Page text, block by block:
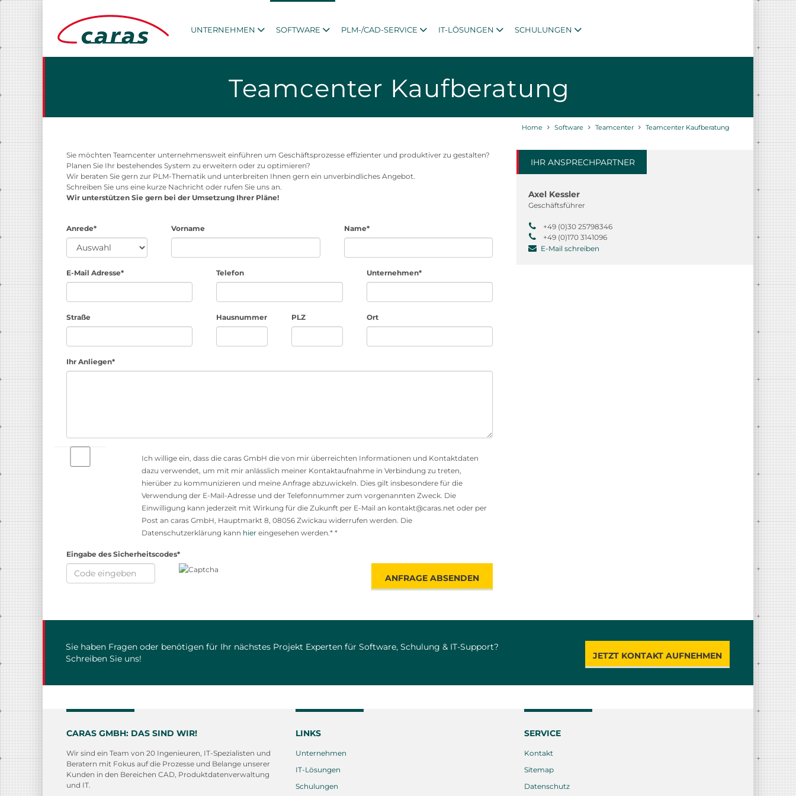
UNTERNEHMEN SOFTWARE PLM-/CAD-SERVICE IT-LÖSUNGEN SCHULUNGEN
Teamcenter Kaufberatung
Home Software Teamcenter Teamcenter Kaufberatung
Sie möchten Teamcenter unternehmensweit einführen um Geschäftsprozesse effizienter und produktiver zu gestalten?
Planen Sie Ihr bestehendes System zu erweitern oder zu optimieren?
Wir beraten Sie gern zur PLM-Thematik und unterbreiten Ihnen gern ein unverbindliches Angebot.
Schreiben Sie uns eine kurze Nachricht oder rufen Sie uns an.
Wir unterstützen Sie gern bei der Umsetzung Ihrer Pläne!
Anrede* Vorname Name*
E-Mail Adresse* Telefon Unternehmen*
Straße Hausnummer PLZ Ort
Ihr Anliegen*
Ich willige ein, dass die caras GmbH die von mir überreichten Informationen und Kontaktdaten
dazu verwendet, um mit mir anlässlich meiner Kontaktaufnahme in Verbindung zu treten,
hierüber zu kommunizieren und meine Anfrage abzuwickeln. Dies gilt insbesondere für die
Verwendung der E-Mail-Adresse und der Telefonnummer zum vorgenannten Zweck. Die
Einwilligung kann jederzeit mit Wirkung für die Zukunft per E-Mail an kontakt@caras.net oder per
Post an caras GmbH, Hauptmarkt 8, 08056 Zwickau widerrufen werden. Die
Datenschutzerklärung kann hiereingesehen werden.* *
Eingabe des Sicherheitscodes*
ANFRAGE ABSENDEN
IHR ANSPRECHPARTNER
Axel Kessler
Geschäftsführer
+49 (0)30 25798346
+49 (0)170 3141096
E-Mail schreiben
Sie haben Fragen oder benötigen für Ihr nächstes Projekt Experten für Software, Schulung & IT-Support?
Schreiben Sie uns!
JETZT KONTAKT AUFNEHMEN
CARAS GMBH: DAS SIND WIR!
Wir sind ein Team von 20 Ingenieuren, IT-Spezialisten und
Beratern mit Fokus auf die Prozesse und Belange unserer
Kunden in den Bereichen CAD, Produktdatenverwaltung
und IT.
LINKS
Unternehmen
IT-Lösungen
Schulungen
SERVICE
Kontakt
Sitemap
Datenschutz